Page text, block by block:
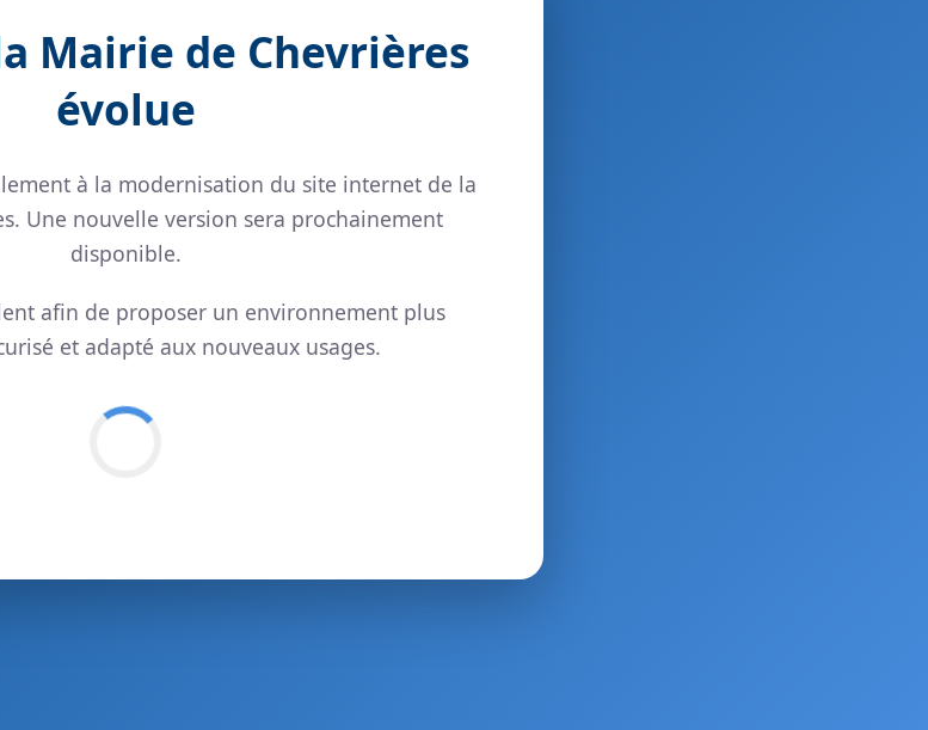
Mairie de Chevrières
évolue
à la modernisation du site internet de la
Une nouvelle version sera prochainement
disponible.
afin de proposer un environnement plus
et adapté aux nouveaux usages.